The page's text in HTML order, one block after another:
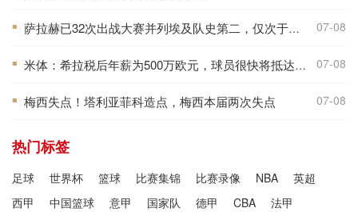
■ 萨拉赫已32次出战大赛并列埃及队史第二，仅次于队友特雷泽盖 07-08
■ 米体：希拉税后年薪为500万欧元，球员很快将抵达米兰接受体检 07-08
■ 梅西失点！塔利亚菲科造点，梅西本届两次失点 07-08
热门标签
足球 世界杯 篮球 比赛集锦 比赛录像 NBA
英超
西甲
中国篮球 意甲 国家队 德甲 CBA
法甲